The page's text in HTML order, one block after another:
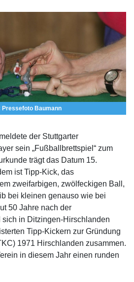
Pressefoto Baumann
der Stuttgarter
sein „Fußballbrettspiel“ zum
trägt das Datum 15.
ist Tipp-Kick, das
zweifarbigen, zwölfeckigen Ball,
bei kleinen genauso wie bei
50 Jahre nach der
sich in Ditzingen-Hirschlanden
Tipp-Kickern zur Gründung
1971 Hirschlanden zusammen.
in diesem Jahr einen runden